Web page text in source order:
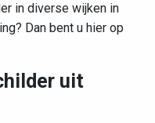
in diverse wijken in
Dan bent u hier op
uit